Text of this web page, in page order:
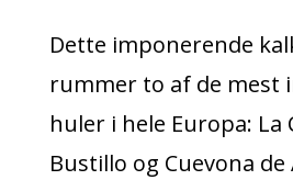
Dette imponerende
rummer to af de mest
huler i hele Europa: La
Bustillo og Cuevona de